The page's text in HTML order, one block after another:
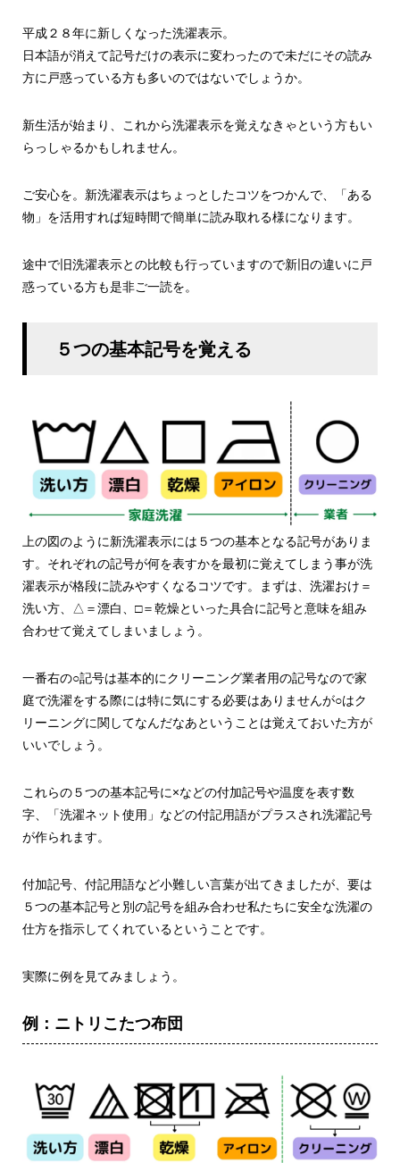
平成２８年に新しくなった洗濯表示。
日本語が消えて記号だけの表示に変わったので未だにその読み
方に戸惑っている方も多いのではないでしょうか。
新生活が始まり、これから洗濯表示を覚えなきゃという方もい
らっしゃるかもしれません。
ご安心を。新洗濯表示はちょっとしたコツをつかんで、「ある
物」を活用すれば短時間で簡単に読み取れる様になります。
途中で旧洗濯表示との比較も行っていますので新旧の違いに戸
惑っている方も是非ご一読を。
５つの基本記号を覚える
上の図のように新洗濯表示には５つの基本となる記号がありま
す。それぞれの記号が何を表すかを最初に覚えてしまう事が洗
濯表示が格段に読みやすくなるコツです。まずは、洗濯おけ＝
洗い方、△＝漂白、□＝乾燥といった具合に記号と意味を組み
合わせて覚えてしまいましょう。
一番右の○記号は基本的にクリーニング業者用の記号なので家
庭で洗濯をする際には特に気にする必要はありませんが○はク
リーニングに関してなんだなあということは覚えておいた方が
いいでしょう。
これらの５つの基本記号に×などの付加記号や温度を表す数
字、「洗濯ネット使用」などの付記用語がプラスされ洗濯記号
が作られます。
付加記号、付記用語など小難しい言葉が出てきましたが、要は
５つの基本記号と別の記号を組み合わせ私たちに安全な洗濯の
仕方を指示してくれているということです。
実際に例を見てみましょう。
例：ニトリこたつ布団